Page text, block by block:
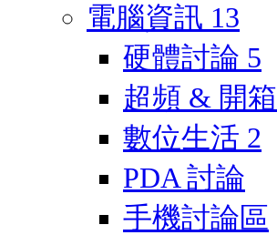
電腦資訊 13
硬體討論 5
超頻 & 開箱
數位生活 2
PDA 討論
手機討論區